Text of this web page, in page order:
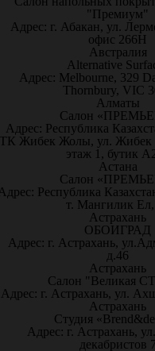
"Премиум"
Адрес: г. Абакан, ул.
офис 266Н
Австралия
Alternative
Адрес: Melbourne, 329
Thornbury, VIC
Алматы
Салон
Адрес: Республика
Жибек Жолы, ул. Жибек
этаж 1, бутик
Астана
Салон
Республика
т. Мангилик
Астрахань
ОБОИГРАД
Адрес: г. Астрахань,
д.46
Астрахань
Салон "Великая
Адрес: г. Астрахань, ул.
Астрахань
Студия
Адрес: г. Астрахань,
декабристов 7